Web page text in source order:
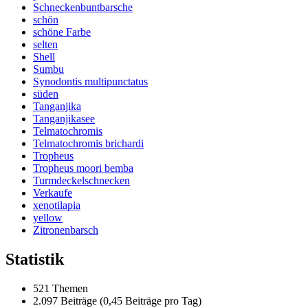
Schneckenbuntbarsche
schön
schöne Farbe
selten
Shell
Sumbu
Synodontis multipunctatus
süden
Tanganjika
Tanganjikasee
Telmatochromis
Telmatochromis brichardi
Tropheus
Tropheus moori bemba
Turmdeckelschnecken
Verkaufe
xenotilapia
yellow
Zitronenbarsch
Statistik
521 Themen
2.097 Beiträge (0,45 Beiträge pro Tag)